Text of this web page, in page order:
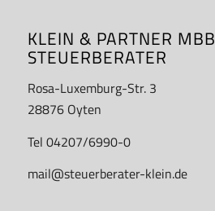
KLEIN & PARTNER MBB
STEUERBERATER
Rosa-Luxemburg-Str. 3
28876 Oyten
Tel 04207/6990-0
mail@steuerberater-klein.de